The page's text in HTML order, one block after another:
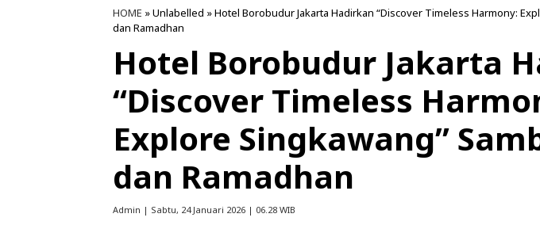
HOME » Unlabelled » Hotel Borobudur Jakarta Hadirkan “Discover Timeless Harmony:
dan Ramadhan
Hotel Borobudur Jakarta
“Discover Timeless
Explore Singkawang”
dan Ramadhan
Admin | Sabtu, 24 Januari 2026 | 06.28 WIB